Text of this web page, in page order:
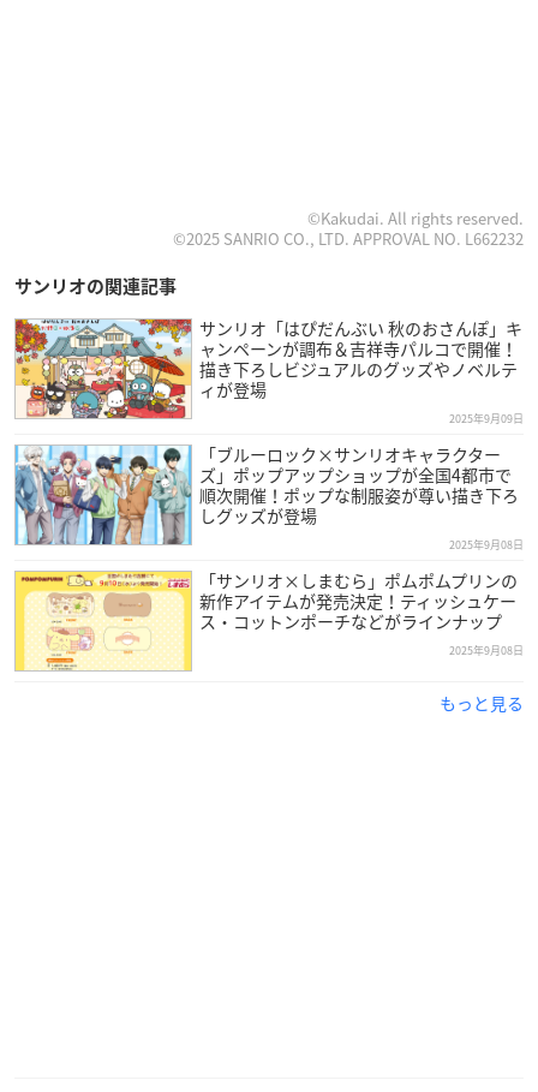
©Kakudai. All rights reserved.
©2025 SANRIO CO., LTD. APPROVAL NO. L662232
サンリオの関連記事
サンリオ「はぴだんぶい 秋のおさんぽ」キ
ャンペーンが調布＆吉祥寺パルコで開催！
描き下ろしビジュアルのグッズやノベルテ
ィが登場
2025年9月09日
「ブルーロック×サンリオキャラクター
ズ」ポップアップショップが全国4都市で
順次開催！ポップな制服姿が尊い描き下ろ
しグッズが登場
2025年9月08日
「サンリオ×しまむら」ポムポムプリンの
新作アイテムが発売決定！ティッシュケー
ス・コットンポーチなどがラインナップ
2025年9月08日
もっと見る